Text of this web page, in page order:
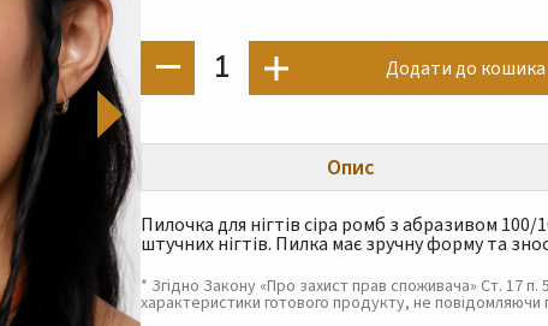
1 Додати до кошика
Опис
Пилочка для нігтів сіра ромб з абразивом
штучних нігтів. Пилка має зручну форму та
* Згідно Закону «Про захист прав споживача» Ст. 17
характеристики готового продукту, не